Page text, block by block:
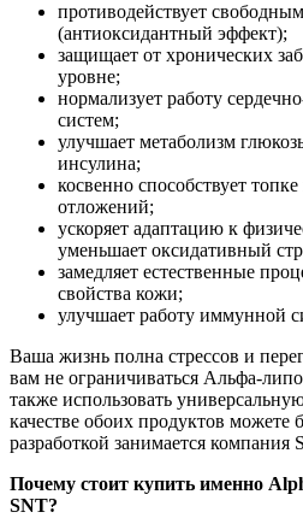
противодействует
(антиоксидантный эффект);
защищает от хронических
уровне;
нормализует работу
систем;
улучшает метаболизм
инсулина;
косвенно способствует
отложений;
ускоряет адаптацию к
уменьшает оксидативный
замедляет естественные
свойства кожи;
улучшает работу иммунной
Ваша жизнь полна стрессов и
вам не ограничиваться Альфа-
также использовать
качестве обоих продуктов можете
разработкой занимается компания
Почему стоит купить именно
SNT?